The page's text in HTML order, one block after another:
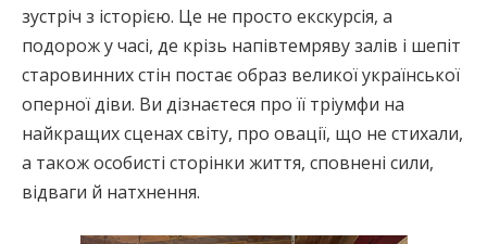
зустріч з історією. Це не просто екскурсія, а
подорож у часі, де крізь напівтемряву залів і шепіт
старовинних стін постає образ великої української
оперної діви. Ви дізнаєтеся про її тріумфи на
найкращих сценах світу, про овації, що не стихали,
а також особисті сторінки життя, сповнені сили,
відваги й натхнення.